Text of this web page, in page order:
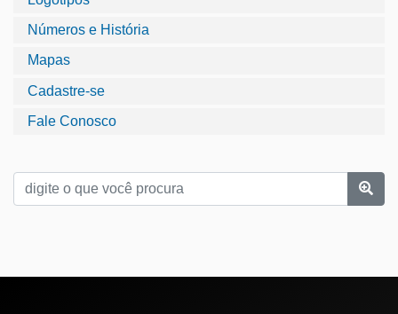
Números e História
Mapas
Cadastre-se
Fale Conosco